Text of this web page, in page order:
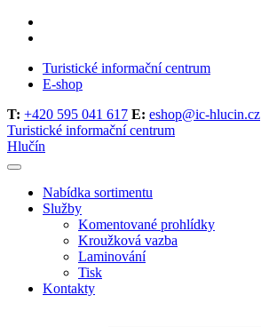
Turistické informační centrum
E-shop
T: +420 595 041 617 E: eshop@ic-hlucin.cz
Turistické informační centrum
Hlučín
Nabídka sortimentu
Služby
Komentované prohlídky
Kroužková vazba
Laminování
Tisk
Kontakty